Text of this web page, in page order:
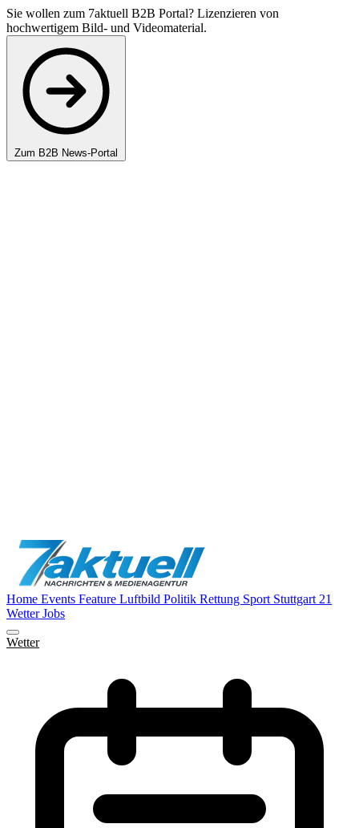
Sie wollen zum 7aktuell B2B Portal? Lizenzieren von
hochwertigem Bild- und Videomaterial.
Zum B2B News-Portal
Home Events Feature Luftbild Politik Rettung Sport Stuttgart 21
WetterJobs
Wetter